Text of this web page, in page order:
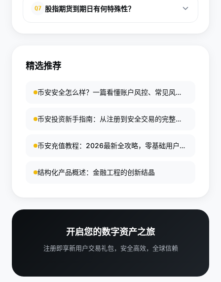
大杠杆。回测多<strong>到期日</strong>策略，可
定<strong>到期日</strong>自动平仓。结合概率实
划：选择匹配持仓期的合约，避免0DTE过度杠杆。使
风险。工具如期权策略实验室模拟盈亏，波动率偏移
Q7 股指期货到期日有何特殊性？
括现货卖空机制和多品结算重叠。中国市场常见买单
估市场深度。历史数据显示，到期日交易量是平均数
精选推荐
币安安全怎么样？一篇看懂账户风控、常见风险
币安投资新手指南：从注册到安全交易的完整教
币安充值教程：2026最新全攻略，零基础用户5
攻略，零基础用户5分钟上手深度指南 币安充值
教程：2026最新全攻略，零基础用户5分钟上手
结构化产品概述：金融工程的创新结晶
开启您的数字资产之旅
注册即享新用户交易礼包，安全高效，全球信赖